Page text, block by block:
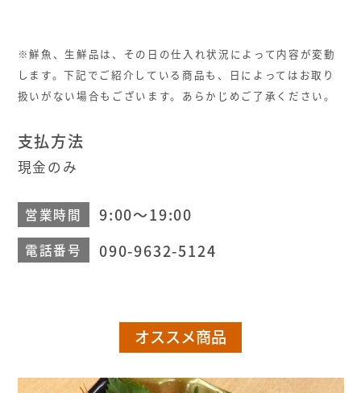
※鮮魚、生鮮品は、その日の仕入れ状況によって内容が変動
します。下記でご紹介している商品も、日によってはお取り
扱いがない場合もございます。あらかじめご了承ください。
支払方法
現金のみ
営業時間 9:00～19:00
電話番号 090-9632-5124
オススメ商品